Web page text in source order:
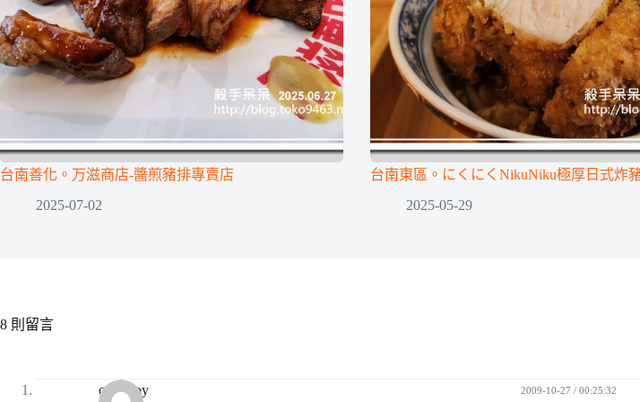
台南善化。万滋商店-醬煎豬排專賣店
2025-07-02
台南東區。にくにくNikuNiku極厚日式炸
2025-05-29
8 則留言
o125boy 2009-10-27 / 00:25:32